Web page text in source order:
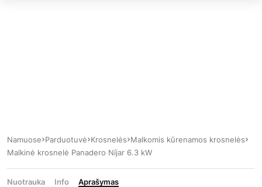
Namuose Parduotuvė Krosnelės Malkomis kūrenamos krosnelės
Malkinė krosnelė Panadero Níjar 6.3 kW
Nuotrauka Info Aprašymas